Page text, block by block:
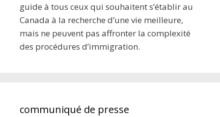
guide à tous ceux qui souhaitent s’établir au
Canada à la recherche d’une vie meilleure,
mais ne peuvent pas affronter la complexité
des procédures d’immigration.
communiqué de presse